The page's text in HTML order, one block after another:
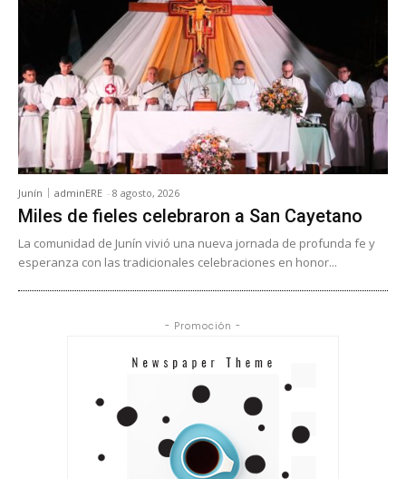
Junín adminERE - 8 agosto, 2026
Miles de fieles celebraron a San Cayetano
La comunidad de Junín vivió una nueva jornada de profunda fe y
esperanza con las tradicionales celebraciones en honor...
- Promoción -